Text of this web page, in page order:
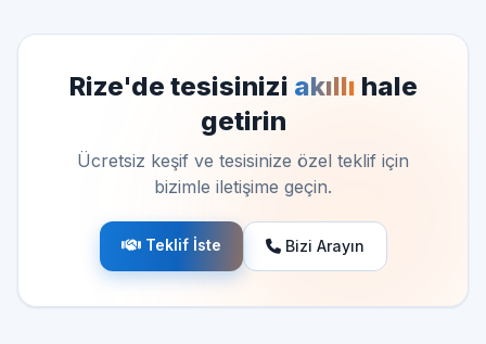
Rize'de tesisinizi akıllı hale
getirin
Ücretsiz keşif ve tesisinize özel teklif için
bizimle iletişime geçin.
Teklif İste Bizi Arayın